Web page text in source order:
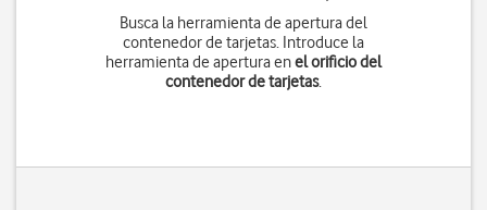
Busca la herramienta de apertura del
contenedor de tarjetas. Introduce la
herramienta de apertura enel orificio del
contenedor de tarjetas.